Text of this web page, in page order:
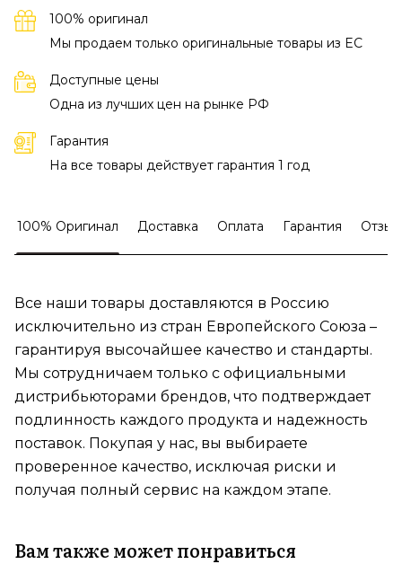
100% оригинал
Мы продаем только оригинальные товары из EC
Доступные цены
Одна из лучших цен на рынке РФ
Гарантия
На все товары действует гарантия 1 год
100% Оригинал Доставка Оплата Гарантия
Все наши товары доставляются в Россию
исключительно из стран Европейского Союза –
гарантируя высочайшее качество и стандарты.
Мы сотрудничаем только с официальными
дистрибьюторами брендов, что подтверждает
подлинность каждого продукта и надежность
поставок. Покупая у нас, вы выбираете
проверенное качество, исключая риски и
получая полный сервис на каждом этапе.
Вам также может понравиться